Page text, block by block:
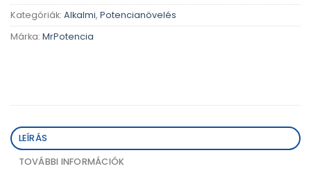
Kategóriák: Alkalmi, Potencianövelés
Márka: MrPotencia
LEÍRÁS
TOVÁBBI INFORMÁCIÓK